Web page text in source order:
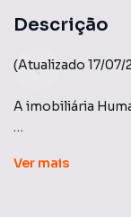
Descrição
(Atualizado 17/07/
A imobiliária
Ver mais